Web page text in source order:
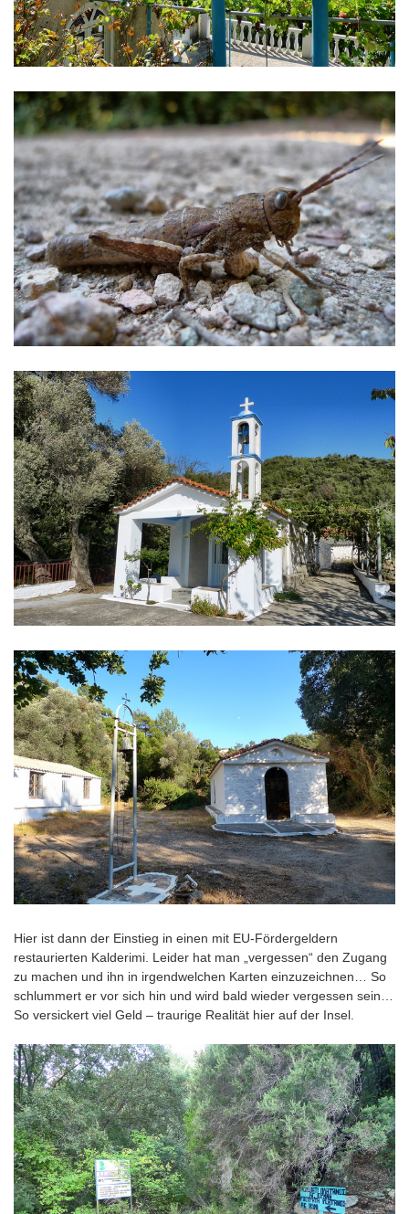
Hier ist dann der Einstieg in einen mit EU-Fördergeldern
restaurierten Kalderimi. Leider hat man „vergessen“ den Zugang
zu machen und ihn in irgendwelchen Karten einzuzeichnen… So
schlummert er vor sich hin und wird bald wieder vergessen sein…
So versickert viel Geld – traurige Realität hier auf der Insel.